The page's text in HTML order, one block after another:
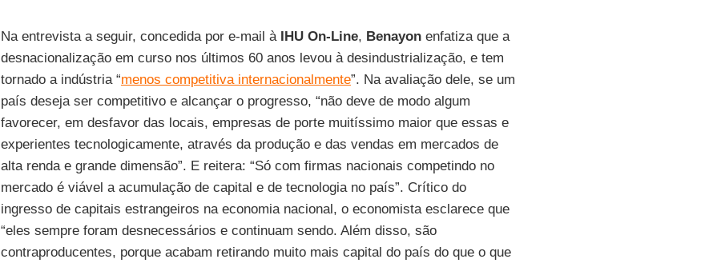
Na entrevista a seguir, concedida por e-mail àIHU On-Line, Benayon enfatiza que a
desnacionalização em curso nos últimos 60 anos levou à desindustrialização, e tem
tornado a indústria “menos competitiva internacionalmente”. Na avaliação dele, se um
país deseja ser competitivo e alcançar o progresso, “não deve de modo algum
favorecer, em desfavor das locais, empresas de porte muitíssimo maior que essas e
experientes tecnologicamente, através da produção e das vendas em mercados de
alta renda e grande dimensão”. E reitera: “Só com firmas nacionais competindo no
mercado é viável a acumulação de capital e de tecnologia no país”. Crítico do
ingresso de capitais estrangeiros na economia nacional, o economista esclarece que
“eles sempre foram desnecessários e continuam sendo. Além disso, são
contraproducentes, porque acabam retirando muito mais capital do país do que o que